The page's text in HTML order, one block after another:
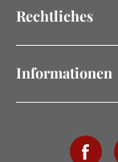
Rechtliches
Informationen